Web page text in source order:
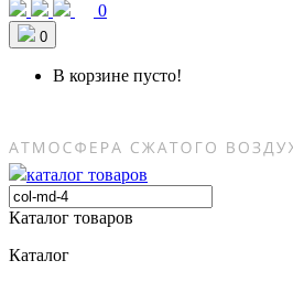
0
0
В корзине пусто!
каталог товаров
Каталог товаров
Каталог